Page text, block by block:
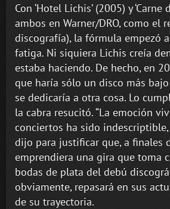
Con ‘Hotel Lichis’ (2005) y ‘Carne
ambos en Warner/DRO, como el
discografía), la fórmula empezó
fatiga. Ni siquiera Lichis creía
estaba haciendo. De hecho, en
que haría sólo un disco más
se dedicaría a otra cosa. Lo
la cabra resucitó. “La emoción
conciertos ha sido indescriptible,
dijo para justificar que, a finales
emprendiera una gira que toma
bodas de plata del debú
obviamente, repasará en sus
de su trayectoria.